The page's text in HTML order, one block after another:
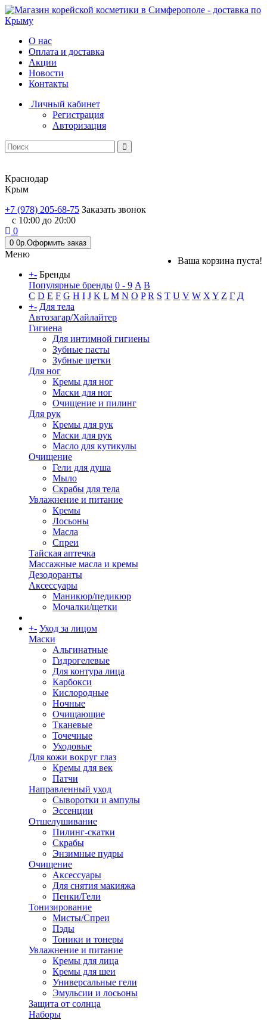
О нас
Оплата и доставка
Акции
Новости
Контакты
Личный кабинет
Регистрация
Авторизация
Краснодар
Крым
+7 (978) 205-68-75 Заказать звонок
с 10:00 до 20:00
0
0 0р.Оформить заказ
Ваша корзина пуста!
Меню
+- Бренды
Популярные бренды 0 - 9 A B
C D E F G H I J K L M N O P R S T U V W X Y Z Г Д
+- Для тела
Автозагар/Хайлайтер
Гигиена
Для интимной гигиены
Зубные пасты
Зубные щетки
Для ног
Кремы для ног
Маски для ног
Очищение и пилинг
Для рук
Кремы для рук
Маски для рук
Масло для кутикулы
Очищение
Гели для душа
Мыло
Скрабы для тела
Увлажнение и питание
Кремы
Лосьоны
Масла
Спреи
Тайская аптечка
Массажные масла и кремы
Дезодоранты
Аксессуары
Маникюр/педикюр
Мочалки/щетки
+- Уход за лицом
Маски
Альгинатные
Гидрогелевые
Для контура лица
Карбокси
Кислородные
Ночные
Очищающие
Тканевые
Точечные
Уходовые
Для кожи вокруг глаз
Кремы для век
Патчи
Направленный уход
Сыворотки и ампулы
Эссенции
Отшелушивание
Пилинг-скатки
Скрабы
Энзимные пудры
Очищение
Аксессуары
Для снятия макияжа
Пенки/Гели
Тонизирование
Мисты/Спреи
Пэды
Тоники и тонеры
Увлажнение и питание
Кремы для лица
Кремы для шеи
Универсальные гели
Эмульсии и лосьоны
Защита от солнца
Наборы